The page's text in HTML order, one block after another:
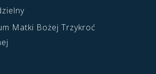
Matki Bożej Trzykroć